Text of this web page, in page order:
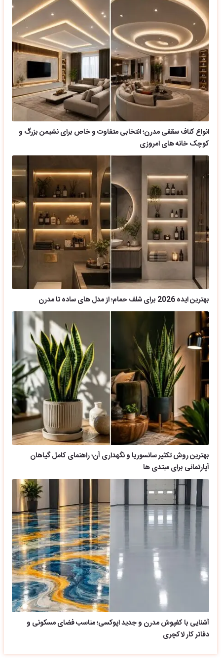
انواع کناف سقفی مدرن؛ انتخابی متفاوت و خاص برای نشیمن بزرگ و
کوچک خانه های امروزی
بهترین ایده 2026 برای شلف حمام؛ از مدل های ساده تا مدرن
بهترین روش تکثیر سانسوریا و نگهداری آن؛ راهنمای کامل گیاهان
آپارتمانی برای مبتدی ها
آشنایی با کفپوش مدرن و جدید اپوکسی؛ مناسب فضای مسکونی و
دفاتر کار لاکچری